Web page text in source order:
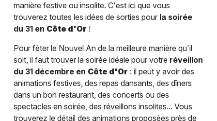
manière festive ou insolite. C'est ici que vous
trouverez toutes les idées de sorties pour la soirée
du 31 en Côte d'Or !
Pour fêter le Nouvel An de la meilleure manière qu'il
soit, il faut trouver la soirée idéale pour votre réveillon
du 31 décembre en Côte d'Or : il peut y avoir des
animations festives, des repas dansants, des dîners
dans un bon restaurant, des concerts ou des
spectacles en soirée, des réveillons insolites... Vous
trouverez le détail des animations proposées près de